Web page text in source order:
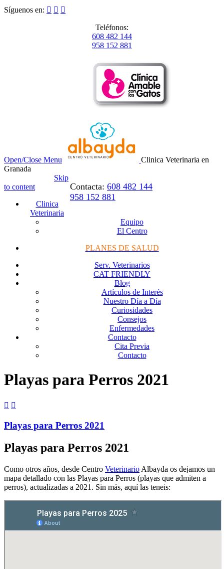
Síguenos en:   
Teléfonos:
608 482 144
958 152 881
Open/Close Menu
Clinica Veterinaria en
Granada
Contacta: 608 482 144
958 152 881
Skip
to content
Clinica
Veterinaria
Equipo
El Centro
PLANES DE SALUD
Serv. Veterinarios
CAT FRIENDLY
Blog
Artículos de Interés
Nuestro Día a Día
Curiosidades
Consejos
Enfermedades
Contacto
Cita Previa
Contacto
Playas para Perros 2021
 
Playas para Perros 2021
Playas para Perros 2021
Como otros años, desde Centro Veterinario Albayda os dejamos un
mapa detallado con las Playas para Perros (playas que admiten a
perros), actualizadas a 2021. Sin más, aquí las teneis: